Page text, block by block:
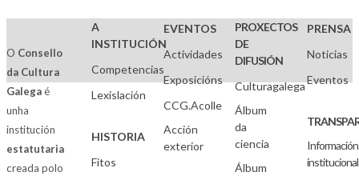
O Consello
da Cultura
Galegaé
unha
institución
estatutaria
creada polo
A
INSTITUCIÓN
Competencias
Lexislación
HISTORIA
Fitos
EVENTOS
Actividades
Exposicións
CCG.Acolle
Acción
exterior
PROXECTOS
DE
DIFUSIÓN
Culturagalega
Álbum
da
ciencia
Álbum
PRENSA
Noticias
Eventos
Información
institucional